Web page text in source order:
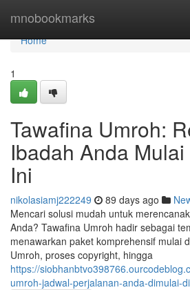
mnobookmarks
Home
Home
1
Tawafina Umroh:
Ibadah Anda
Ini
nikolasiamj222249 89 days ago
Mencari solusi mudah untuk
Anda? Tawafina Umroh hadir sebagai
menawarkan paket komprehensif mulai
Umroh, proses copyright, hingga
https://
umroh-jadwal-perjalanan-anda-dimulai-